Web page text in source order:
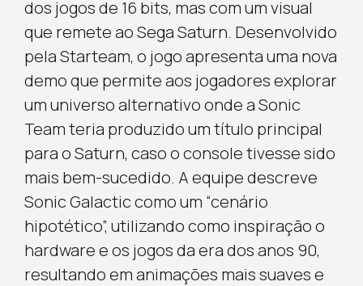
dos jogos de 16 bits, mas com um visual
que remete ao Sega Saturn. Desenvolvido
pela Starteam, o jogo apresenta uma nova
demo que permite aos jogadores explorar
um universo alternativo onde a Sonic
Team teria produzido um título principal
para o Saturn, caso o console tivesse sido
mais bem-sucedido. A equipe descreve
Sonic Galactic como um “cenário
hipotético”, utilizando como inspiração o
hardware e os jogos da era dos anos 90,
resultando em animações mais suaves e